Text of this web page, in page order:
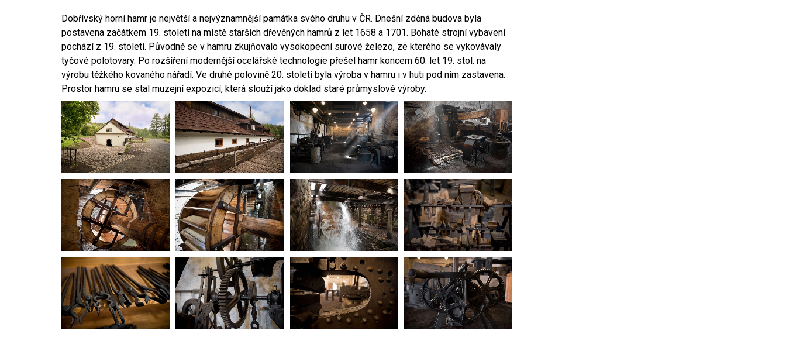
Dobřívský horní hamr je největší a nejvýznamnější památka svého druhu v ČR. Dnešní zděná budova byla
postavena začátkem 19. století na místě starších dřevěných hamrů z let 1658 a 1701. Bohaté strojní vybavení
pochází z 19. století. Původně se v hamru zkujňovalo vysokopecní surové železo, ze kterého se vykovávaly
tyčové polotovary. Po rozšíření modernější ocelářské technologie přešel hamr koncem 60. let 19. stol. na
výrobu těžkého kovaného nářadí. Ve druhé polovině 20. století byla výroba v hamru i v huti pod ním zastavena.
Prostor hamru se stal muzejní expozicí, která slouží jako doklad staré průmyslové výroby.